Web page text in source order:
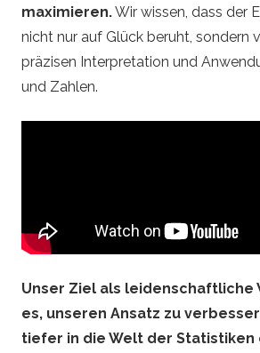
e
n
–
F
o
maximieren.Wir wissen, dass der
nicht nur auf Glück beruht, sondern
präzisen Interpretation und
und Zahlen.
Unser Ziel als
es, unseren Ansatz zu
tiefer in die Welt der Statistiken